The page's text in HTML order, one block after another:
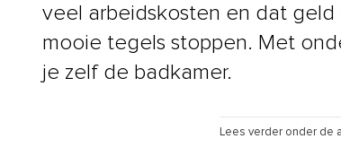
veel arbeidskosten en dat
mooie tegels stoppen. Met
je zelf de badkamer.
Lees verder onder de